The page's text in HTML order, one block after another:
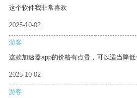
这个软件我非常喜欢
2025-10-02
游客
这款加速器app的价格有点贵，可以适当降低
2025-10-02
游客